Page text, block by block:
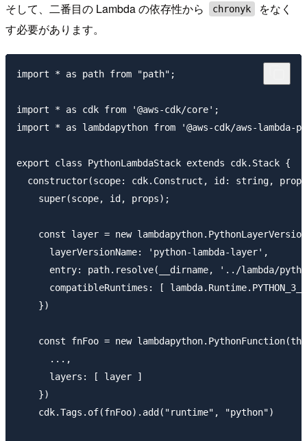
そして、二番目の Lambda の依存性から chronyk
をなく
す必要があります。
import * as path from "path";
import * as cdk from '@aws-cdk/core';
import * as lambdapython from '@aws-cdk/aws-lambda-
export class PythonLambdaStack extends cdk.Stack {
constructor(scope: cdk.Construct, id: string,
    super(scope, id, props);
const layer = new
      layerVersionName: 'python-lambda-layer',
entry: path.resolve(__dirname, '../lambda/
compatibleRuntimes: [
    })
const fnFoo = new
      ...,
      layers: [ layer ]
    })
    cdk.Tags.of(fnFoo).add("runtime", "python")